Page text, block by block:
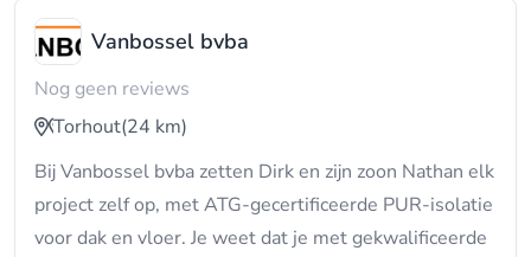
Vanbossel bvba
Nog geen reviews
Torhout(24 km)
Bij Vanbossel bvba zetten Dirk en zijn zoon Nathan elk
project zelf op, met ATG-gecertificeerde PUR-isolatie
voor dak en vloer. Je weet dat je met gekwalificeerde